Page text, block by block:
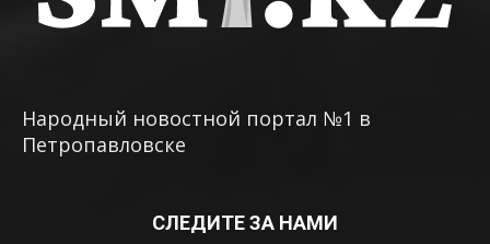
Народный новостной портал №1 в
Петропавловске
СЛЕДИТЕ ЗА НАМИ